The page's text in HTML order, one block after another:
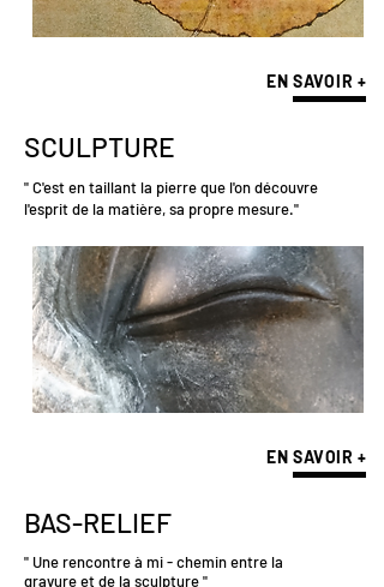
EN SAVOIR +
SCULPTURE
" C'est en taillant la pierre que l'on découvre
l'esprit de la matière, sa propre mesure."
EN SAVOIR +
BAS-RELIEF
" Une rencontre à mi - chemin entre la
gravure et de la sculpture "